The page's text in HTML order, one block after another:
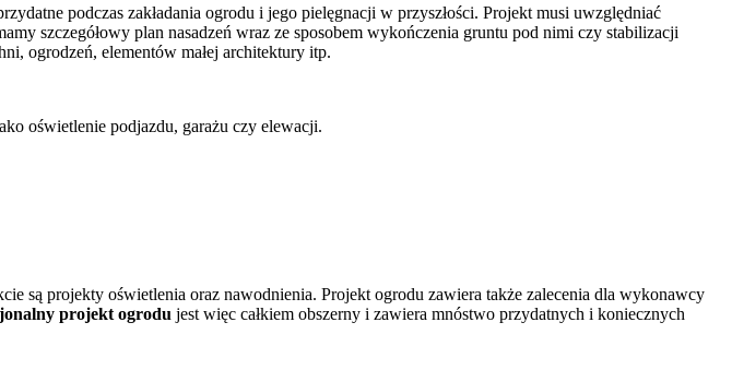
podczas zakładania ogrodu i jego pielęgnacji w przyszłości. Projekt musi uwzględniać
szczegółowy plan nasadzeń wraz ze sposobem wykończenia gruntu pod nimi czy stabilizacji
ogrodzeń, elementów małej architektury itp.
oświetlenie podjazdu, garażu czy elewacji.
są projekty oświetlenia oraz nawodnienia. Projekt ogrodu zawiera także zalecenia dla wykonawcy
projekt ogrodu jest więc całkiem obszerny i zawiera mnóstwo przydatnych i koniecznych